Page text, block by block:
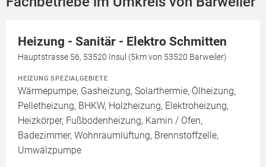
Heizung - Sanitär - Elektro Schmitten
Hauptstrasse 56, 53520 Insul (5km von 53520 Barweiler)
HEIZUNG SPEZIALGEBIETE
Wärmepumpe, Gasheizung, Solarthermie, Ölheizung,
Pelletheizung, BHKW, Holzheizung, Elektroheizung,
Heizkörper, Fußbodenheizung, Kamin / Ofen,
Badezimmer, Wohnraumlüftung, Brennstoffzelle,
Umwälzpumpe